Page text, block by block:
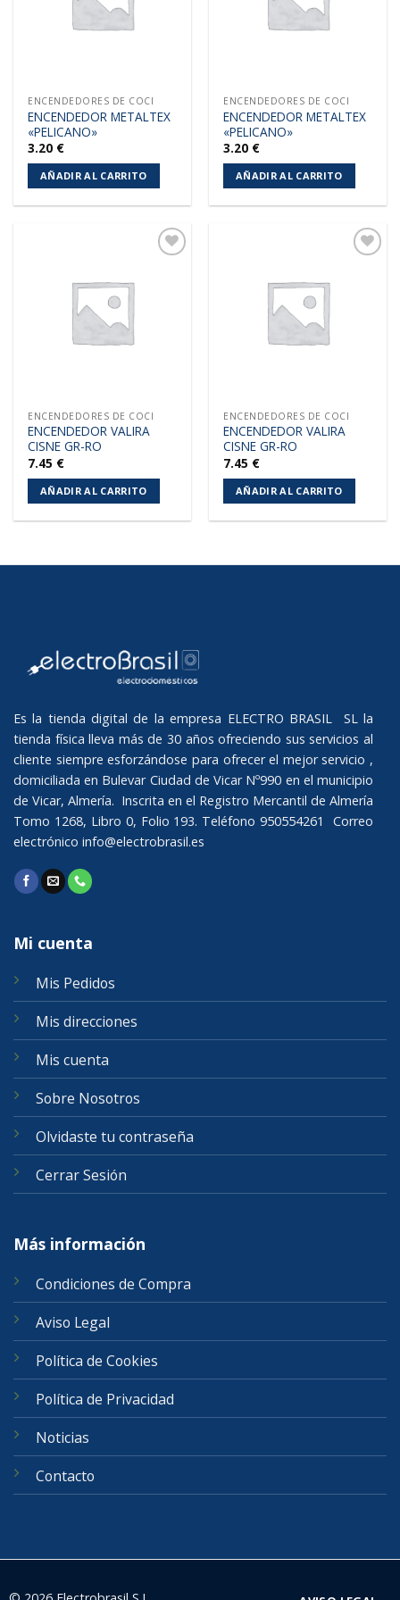
ENCENDEDORES DE COCI
ENCENDEDOR METALTEX
«PELICANO»
3.20 €
AÑADIR AL CARRITO
ENCENDEDORES DE COCI
ENCENDEDOR METALTEX
«PELICANO»
3.20 €
AÑADIR AL CARRITO
ENCENDEDORES DE COCI
ENCENDEDOR VALIRA
CISNE GR-RO
7.45 €
AÑADIR AL CARRITO
ENCENDEDORES DE COCI
ENCENDEDOR VALIRA
CISNE GR-RO
7.45 €
AÑADIR AL CARRITO
Es la tienda digital de la empresa ELECTRO BRASIL SL la
tienda física lleva más de 30 años ofreciendo sus servicios al
cliente siempre esforzándose para ofrecer el mejor servicio ,
domiciliada en Bulevar Ciudad de Vicar Nº990 en el municipio
de Vicar, Almería. Inscrita en el Registro Mercantil de Almería
Tomo 1268, Libro 0, Folio 193. Teléfono 950554261 Correo
electrónico info@electrobrasil.es
Mi cuenta
Mis Pedidos
Mis direcciones
Mis cuenta
Sobre Nosotros
Olvidaste tu contraseña
Cerrar Sesión
Más información
Condiciones de Compra
Aviso Legal
Política de Cookies
Política de Privacidad
Noticias
Contacto